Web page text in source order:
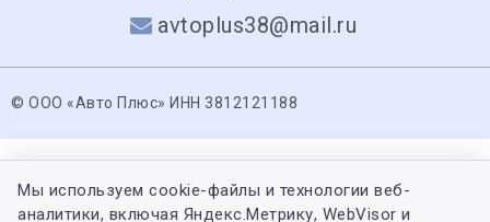
avtoplus38@mail.ru
© ООО «Авто Плюс» ИНН 3812121188
Мы используем cookie-файлы и технологии веб-
аналитики, включая Яндекс.Метрику, WebVisor и